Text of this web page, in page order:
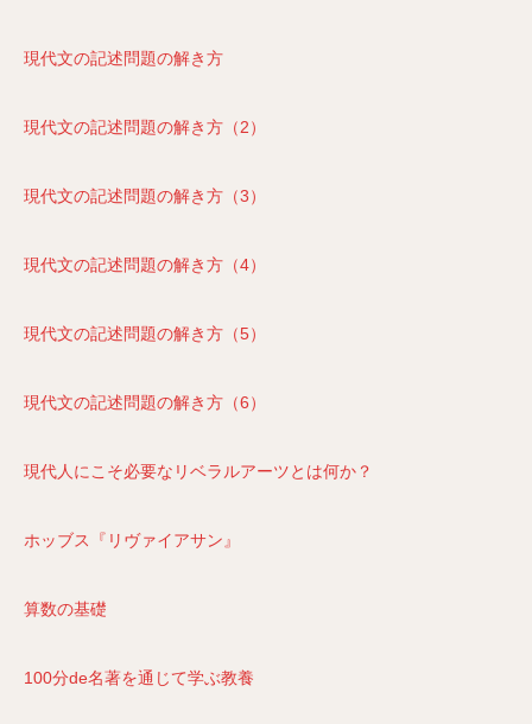
現代文の記述問題の解き方
現代文の記述問題の解き方（2）
現代文の記述問題の解き方（3）
現代文の記述問題の解き方（4）
現代文の記述問題の解き方（5）
現代文の記述問題の解き方（6）
現代人にこそ必要なリベラルアーツとは何か？
ホッブス『リヴァイアサン』
算数の基礎
100分de名著を通じて学ぶ教養